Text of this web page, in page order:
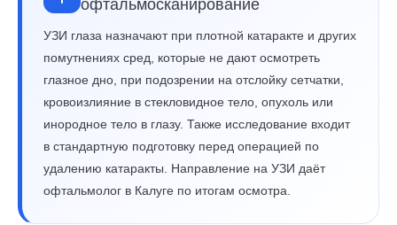
офтальмосканирование
УЗИ глаза назначают при плотной катаракте и других
помутнениях сред, которые не дают осмотреть
глазное дно, при подозрении на отслойку сетчатки,
кровоизлияние в стекловидное тело, опухоль или
инородное тело в глазу. Также исследование входит
в стандартную подготовку перед операцией по
удалению катаракты. Направление на УЗИ даёт
офтальмолог в Калуге по итогам осмотра.